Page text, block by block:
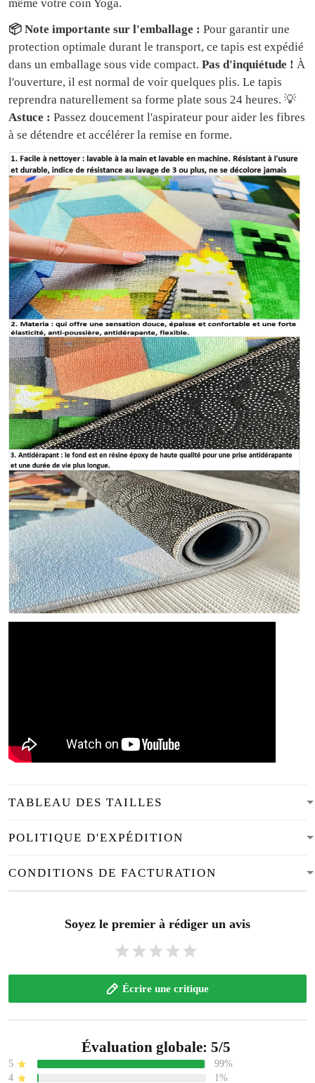
même votre coin Yoga.
📦 Note importante sur l'emballage : Pour garantir une
protection optimale durant le transport, ce tapis est expédié
dans un emballage sous vide compact. Pas d'inquiétude ! À
l'ouverture, il est normal de voir quelques plis. Le tapis
reprendra naturellement sa forme plate sous 24 heures. 💡
Astuce : Passez doucement l'aspirateur pour aider les fibres
à se détendre et accélérer la remise en forme.
TABLEAU DES TAILLES
POLITIQUE D'EXPÉDITION
CONDITIONS DE FACTURATION
Soyez le premier à rédiger un avis
Écrire une critique
Évaluation globale: 5/5
5
99%
4
1%